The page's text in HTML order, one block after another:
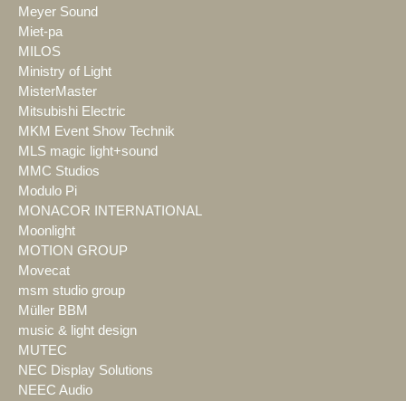
Meyer Sound
Miet-pa
MILOS
Ministry of Light
MisterMaster
Mitsubishi Electric
MKM Event Show Technik
MLS magic light+sound
MMC Studios
Modulo Pi
MONACOR INTERNATIONAL
Moonlight
MOTION GROUP
Movecat
msm studio group
Müller BBM
music & light design
MUTEC
NEC Display Solutions
NEEC Audio